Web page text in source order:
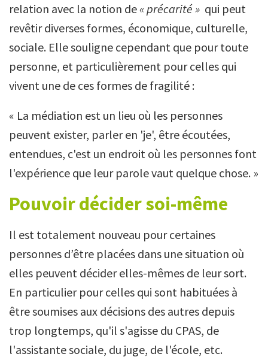
relation avec la notion de « précarité » qui peut
revêtir diverses formes, économique, culturelle,
sociale. Elle souligne cependant que pour toute
personne, et particulièrement pour celles qui
vivent une de ces formes de fragilité :
« La médiation est un lieu où les personnes
peuvent exister, parler en 'je', être écoutées,
entendues, c'est un endroit où les personnes font
l'expérience que leur parole vaut quelque chose. »
Pouvoir décider soi-même
Il est totalement nouveau pour certaines
personnes d’être placées dans une situation où
elles peuvent décider elles-mêmes de leur sort.
En particulier pour celles qui sont habituées à
être soumises aux décisions des autres depuis
trop longtemps, qu'il s'agisse du CPAS, de
l'assistante sociale, du juge, de l'école, etc.